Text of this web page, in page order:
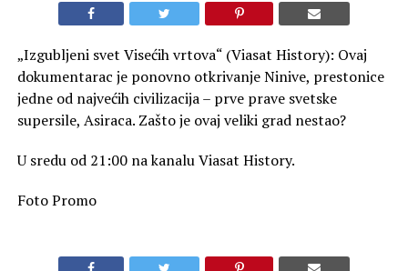
„Izgubljeni svet Visećih vrtova“ (Viasat History): Ovaj
dokumentarac je ponovno otkrivanje Ninive, prestonice
jedne od najvećih civilizacija – prve prave svetske
supersile, Asiraca. Zašto je ovaj veliki grad nestao?
U sredu od 21:00 na kanalu Viasat History.
Foto Promo